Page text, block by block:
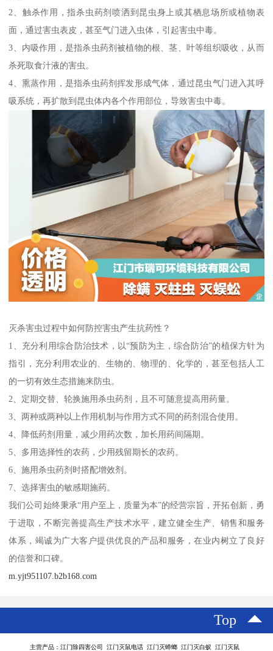
2、触杀作用，指杀虫药剂喷洒到昆虫身上或其栖息场所或植物表
面，通过害虫表皮，甚至气门进入虫体，引起害虫中毒。
3、内吸作用，是指杀虫药剂被植物的根、茎、叶等组织吸收，从而
杀死取食汁液的害虫。
4、熏蒸作用，是指杀虫药剂挥发形成气体，通过昆虫气门进入其呼
吸系统，再扩散到昆虫体内各个作用部位，导致害虫中毒。
灭杀害虫过程中如何防控害虫产生抗药性？
1、充分利用综合防治技术，以“预防为主，综合防治”的植保方针为
指引，充分利用农业的、生物的、物理的、化学的，甚至包括人工
的一切有效生态措施来防虫。
2、定期交替、轮换施用杀虫药剂，且不可随意提高用药量。
3、两种或两种以上作用机制与作用方式不同的药剂混合使用。
4、降低药剂用量，减少用药次数，加长用药间隔期。
5、多用选择性的农药，少用残留期长的农药。
6、施用杀虫药剂时搭配增效剂。
7、选择害虫的敏感期施药。
我们公司始终秉承“用户至上，质量为本”的经营宗旨，开拓创新，勇
于进取，不断完善提高生产技术水平，建立健全生产、销售和服务
体系，竭诚为广大客户提供优良的产品和服务，在业内树立了良好
的信誉和口碑。
m.yjt951107.b2b168.com
Top
主营产品：江门除四害公司 江门灭鼠电话 江门灭蟑螂 江门灭白蚁 江门灭鼠